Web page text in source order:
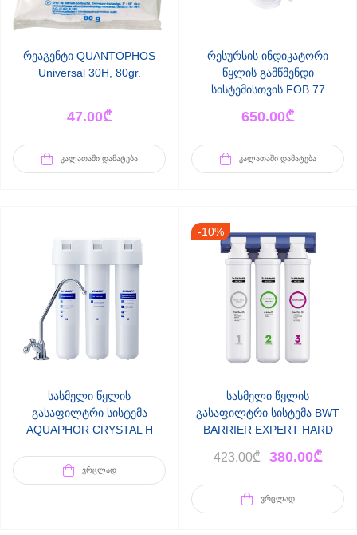
რეაგენტი QUANTOPHOS
Universal 30H, 80gr.
47.00₾
ᲙᲐᲚᲐᲗᲐᲨᲘ ᲓᲐᲛᲐᲢᲔᲑᲐ
რესურსის ინდიკატორი
წყლის გამწმენდი
სისტემისთვის FOB 77
650.00₾
ᲙᲐᲚᲐᲗᲐᲨᲘ ᲓᲐᲛᲐᲢᲔᲑᲐ
სასმელი წყლის
გასაფილტრი სისტემა
AQUAPHOR CRYSTAL H
ᲕᲠᲪᲚᲐᲓ
-10%
სასმელი წყლის
გასაფილტრი სისტემა BWT
BARRIER EXPERT HARD
423.00₾ 380.00₾
ᲕᲠᲪᲚᲐᲓ